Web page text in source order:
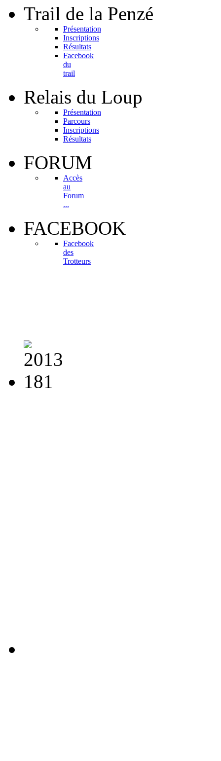
Trail de la Penzé
Présentation
Inscriptions
Résultats
Facebook
du
trail
Relais du Loup
Présentation
Parcours
Inscriptions
Résultats
FORUM
Accès
au
Forum
...
FACEBOOK
Facebook
des
Trotteurs